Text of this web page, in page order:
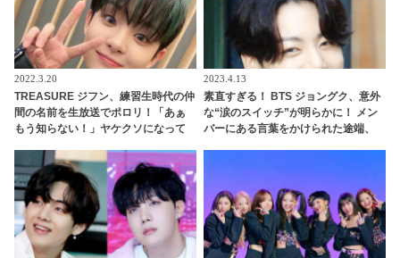
2022.3.20
TREASURE ジフン、練習生時代の仲
間の名前を生放送でポロリ！「あぁ
もう知らない！」ヤケクソになって
豪華すぎる交友関係はいったい誰？
2023.4.13
素直すぎる！ BTS ジョングク、意外
な“涙のスイッチ”が明らかに！ メン
バーにある言葉をかけられた途端、